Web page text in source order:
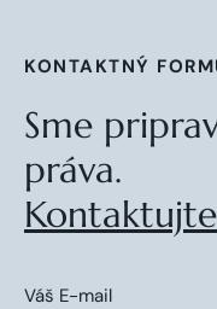
KONTAKTNÝ
Sme
práva.
Váš E-mail